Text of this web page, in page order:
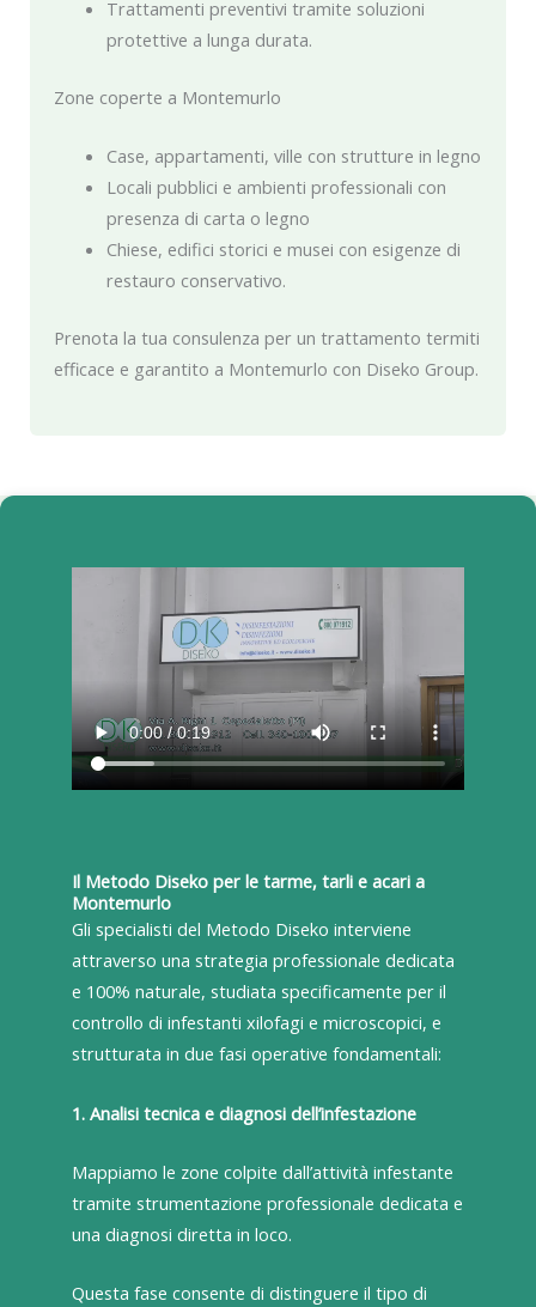
Trattamenti preventivi tramite soluzioni
protettive a lunga durata.
Zone coperte a Montemurlo
Case, appartamenti, ville con strutture in legno
Locali pubblici e ambienti professionali con
presenza di carta o legno
Chiese, edifici storici e musei con esigenze di
restauro conservativo.
Prenota la tua consulenza per un trattamento termiti
efficace e garantito a Montemurlo con Diseko Group.
Il Metodo Diseko per le tarme, tarli e acari a
Montemurlo
Gli specialisti del Metodo Diseko interviene
attraverso una strategia professionale dedicata
e 100% naturale, studiata specificamente per il
controllo di infestanti xilofagi e microscopici, e
strutturata in due fasi operative fondamentali:
1. Analisi tecnica e diagnosi dell’infestazione
Mappiamo le zone colpite dall’attività infestante
tramite strumentazione professionale dedicata e
una diagnosi diretta in loco.
Questa fase consente di distinguere il tipo di